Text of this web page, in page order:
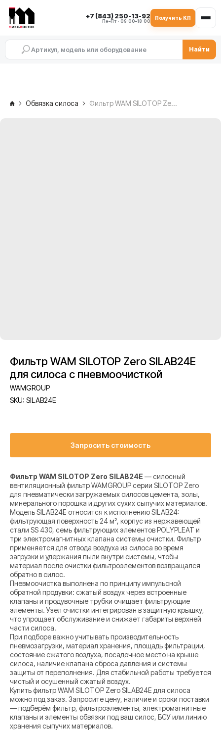
+7 (843) 250-13-92
Пн–Пт · 09:00–18:00
Получить КП
Найти
Обвязка силоса Фильтр WAM SILOTOP Zero SILAB24E для силоса с пневмоочисткой
Фильтр WAM SILOTOP Zero SILAB24E
для силоса с пневмоочисткой
WAMGROUP
SKU: SILAB24E
Запросить стоимость
Фильтр WAM SILOTOP Zero SILAB24E — силосный
вентиляционный фильтр WAMGROUP серии SILOTOP Zero
для пневматически загружаемых силосов цемента, золы,
минерального порошка и других сухих сыпучих материалов.
Модель SILAB24E относится к исполнению SILAB24:
фильтрующая поверхность 24 м², корпус из нержавеющей
стали SS 430, семь фильтрующих элементов POLYPLEAT и
три электромагнитных клапана системы очистки. Фильтр
применяется для отвода воздуха из силоса во время
загрузки и удержания пыли внутри системы, чтобы
материал после очистки фильтроэлементов возвращался
обратно в силос.
Пневмоочистка выполнена по принципу импульсной
обратной продувки: сжатый воздух через встроенные
клапаны и продувочные трубки очищает фильтрующие
элементы. Узел очистки интегрирован в защитную крышку,
что упрощает обслуживание и снижает габариты верхней
части силоса.
При подборе важно учитывать производительность
пневмозагрузки, материал хранения, площадь фильтрации,
состояние сжатого воздуха, посадочное место на крыше
силоса, наличие клапана сброса давления и системы
защиты от переполнения. Для стабильной работы требуется
чистый и осушенный сжатый воздух.
Купить фильтр WAM SILOTOP Zero SILAB24E для силоса
можно под заказ. Запросите цену, наличие и сроки поставки
— подберём фильтр, фильтроэлементы, электромагнитные
клапаны и элементы обвязки под ваш силос, БСУ или линию
хранения сыпучих материалов.